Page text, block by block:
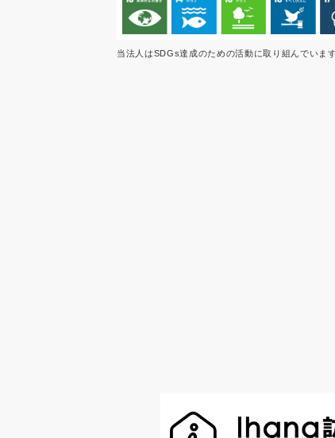
在宅患者歯科治療時医療管理
当法人はSDGs達成のための活動に取り組んでいま